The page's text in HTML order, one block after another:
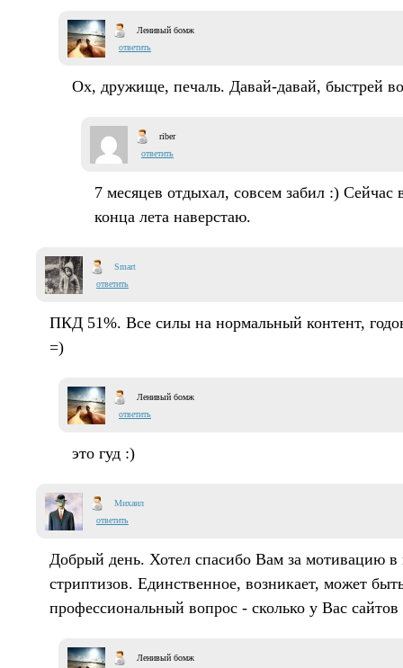
Ленивый бомж
ответить
Ох, дружище, печаль. Давай-давай, быстрей
riber
ответить
7 месяцев отдыхал, совсем забил :) Сейчас
конца лета наверстаю.
Smart
ответить
ПКД 51%. Все силы на нормальный контент,
=)
Ленивый бомж
ответить
это гуд :)
Михаил
ответить
Добрый день. Хотел спасибо Вам за мотивацию
стриптизов. Единственное, возникает, может
профессиональный вопрос - сколько у Вас сайтов
Ленивый бомж